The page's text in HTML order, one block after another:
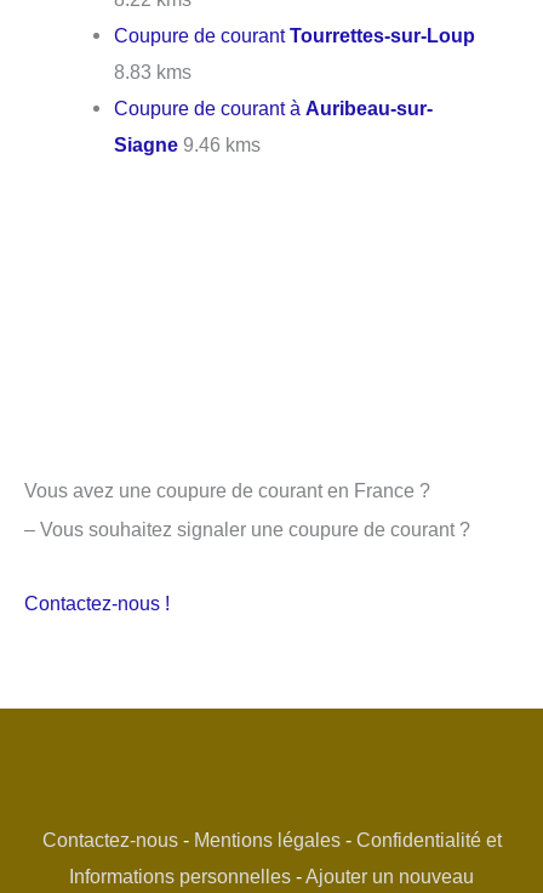
Coupure de courantTourrettes-sur-Loup
8.83 kms
Coupure de courant à Auribeau-sur-
Siagne 9.46 kms
Vous avez une coupure de courant en France ?
– Vous souhaitez signaler une coupure de courant ?
Contactez-nous !
Contactez-nous- Mentions légales- Confidentialité et
Informations personnelles -Ajouter un nouveau